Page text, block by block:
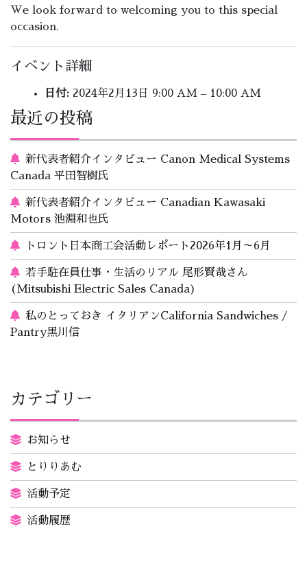
We look forward to welcoming you to this special
occasion.
イベント詳細
日付: 2024年2月13日 9:00 AM – 10:00 AM
最近の投稿
新代表者紹介インタビュー Canon Medical Systems
Canada 平田智樹氏
新代表者紹介インタビュー Canadian Kawasaki
Motors 池淵和也氏
トロント日本商工会活動レポート2026年1月～6月
若手駐在員仕事・生活のリアル 尾形賢哉さん
(Mitsubishi Electric Sales Canada)
私のとっておき イタリアンCalifornia Sandwiches /
Pantry黒川信
カテゴリー
お知らせ
とりりあむ
活動予定
活動履歴